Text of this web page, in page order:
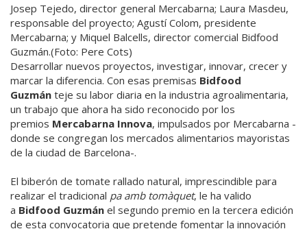
Josep Tejedo, director general Mercabarna; Laura Masdeu,
responsable del proyecto; Agustí Colom, presidente
Mercabarna; y Miquel Balcells, director comercial Bidfood
Guzmán.(Foto: Pere Cots)
Desarrollar nuevos proyectos, investigar, innovar, crecer y
marcar la diferencia. Con esas premisas Bidfood
Guzmán teje su labor diaria en la industria agroalimentaria,
un trabajo que ahora ha sido reconocido por los
premios Mercabarna Innova, impulsados por Mercabarna -
donde se congregan los mercados alimentarios mayoristas
de la ciudad de Barcelona-.
El biberón de tomate rallado natural, imprescindible para
realizar el tradicional pa amb tomàquet, le ha valido
a Bidfood Guzmán el segundo premio en la tercera edición
de esta convocatoria que pretende fomentar la innovación